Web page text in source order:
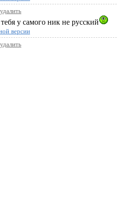
удалить
у самого ник не русский
версии
удалить